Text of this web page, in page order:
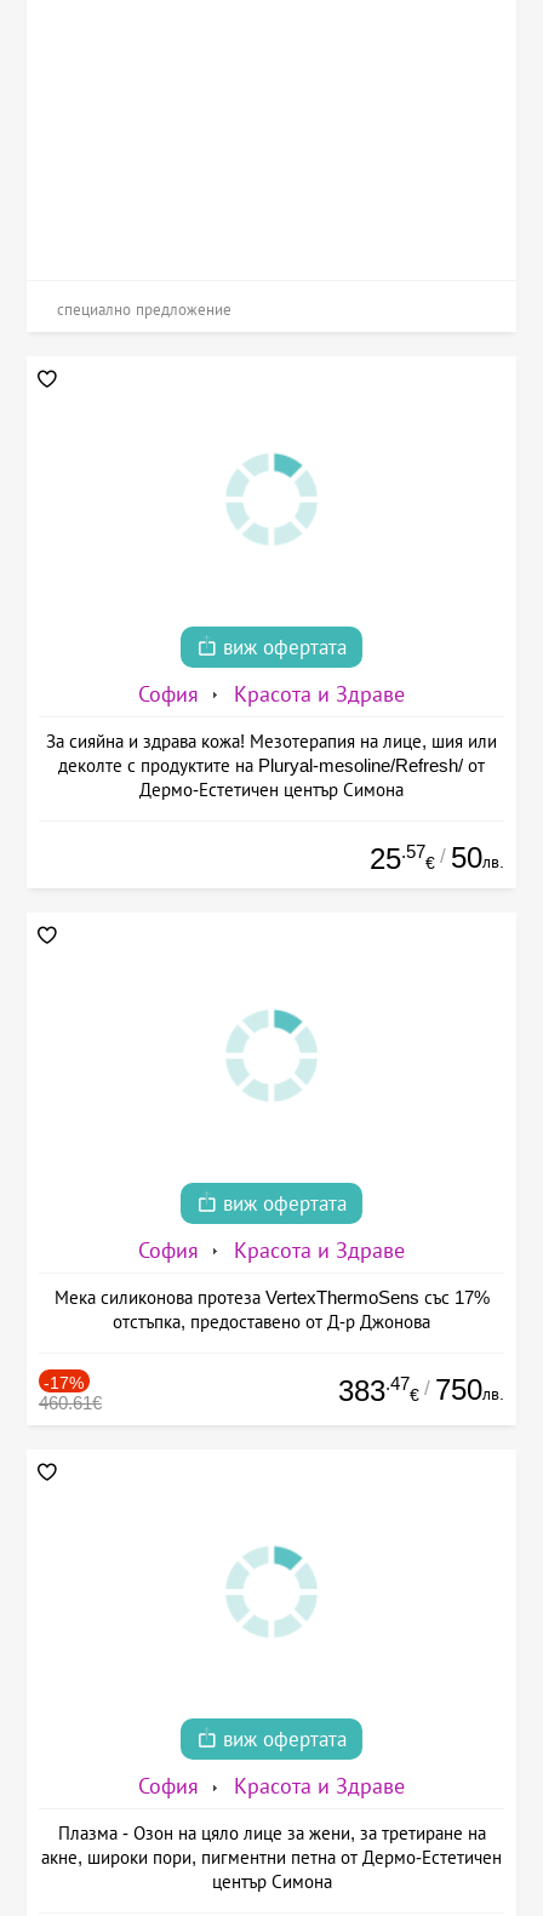
специално предложение
виж офертата
София Красота и Здраве
За сияйна и здрава кожа! Мезотерапия на лице, шия или
деколте с продуктите на Pluryal-mesoline/Refresh/ от
Дермо-Естетичен център Симона
25.57
€ / 50лв.
виж офертата
София Красота и Здраве
Мека силиконова протеза VertexThermoSens със 17%
отстъпка, предоставено от Д-р Джонова
-17%
460.61€ 383.47
€ / 750лв.
виж офертата
София Красота и Здраве
Плазма - Озон на цяло лице за жени, за третиране на
акне, широки пори, пигментни петна от Дермо-Естетичен
център Симона